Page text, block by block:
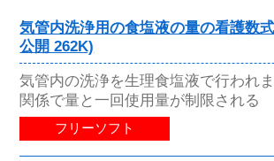
気管内洗浄用の食塩液の量の看護数
公開 262K)
気管内の洗浄を生理食塩液で行われ
関係で量と一回使用量が制限される
フリーソフト